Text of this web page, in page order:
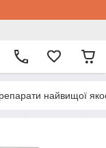
найвищої